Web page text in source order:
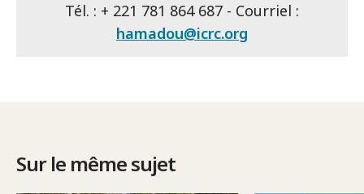
Tél. : + 221 781 864 687 - Courriel :
hamadou@icrc.org
Sur le même sujet